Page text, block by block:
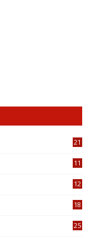
21
11
12
18
25